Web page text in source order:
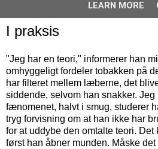
I praksis
"Jeg har en teori," informerer han
omhyggeligt fordeler tobakken på
har filteret mellem læberne, det
siddende, selvom han snakker.
fænomenet, halvt i smug, studerer
tryg forvisning om at han ikke har
for at uddybe den omtalte teori. Det
først han åbner munden. Måske
LEARN MORE